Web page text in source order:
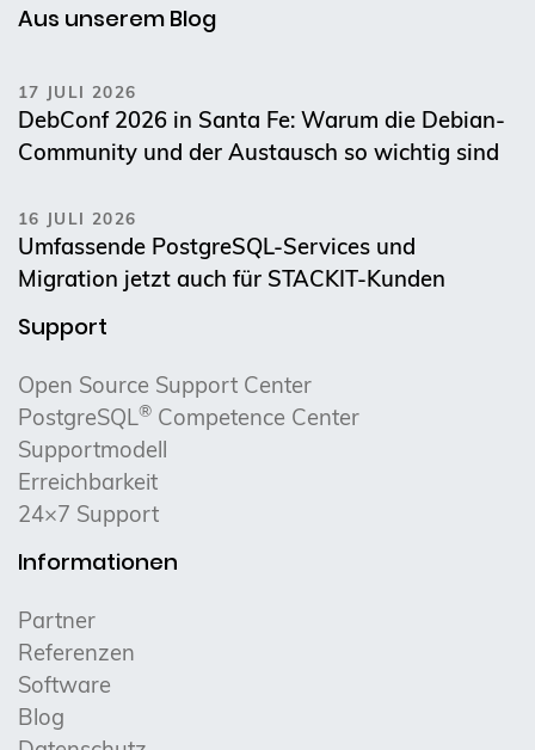
Aus unserem Blog
17 JULI 2026
DebConf 2026 in Santa Fe: Warum die Debian-
Community und der Austausch so wichtig sind
16 JULI 2026
Umfassende PostgreSQL-Services und
Migration jetzt auch für STACKIT-Kunden
Support
Open Source Support Center
PostgreSQL® Competence Center
Supportmodell
Erreichbarkeit
24×7 Support
Informationen
Partner
Referenzen
Software
Blog